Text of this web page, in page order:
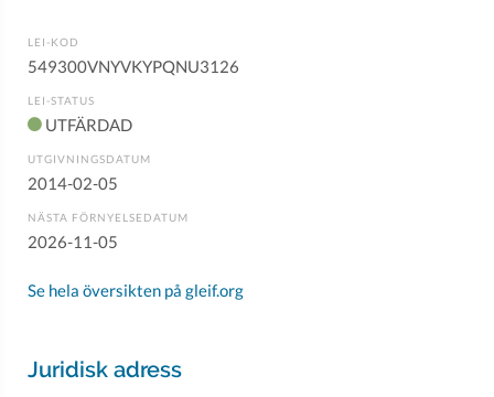
LEI-KOD
549300VNYVKYPQNU3126
LEI-STATUS
UTFÄRDAD
UTGIVNINGSDATUM
2014-02-05
NÄSTA FÖRNYELSEDATUM
2026-11-05
Se hela översikten på gleif.org
Juridisk adress